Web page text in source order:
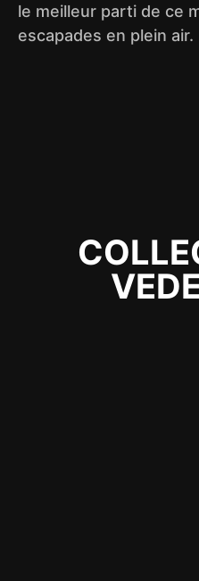
le meilleur parti de ce
escapades en plein air.